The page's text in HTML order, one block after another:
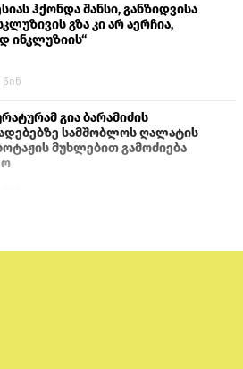
ჰქონდა შანსი, განზიდვისა
გზა კი არ აერჩია,
ინკლუზიის“
გია ბარამიძის
სამშობლოს ღალატის
მუხლებით გამოძიება